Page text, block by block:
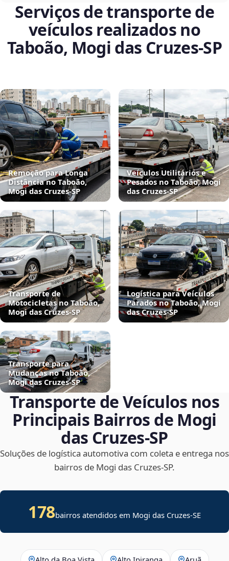
Serviços de transporte de
veículos realizados no
Taboão, Mogi das Cruzes‑SP
Remoção para Longa
Distância no Taboão,
Mogi das Cruzes‑SP
Veículos Utilitários e
Pesados no Taboão, Mogi
das Cruzes‑SP
Transporte de
Motocicletas no Taboão,
Mogi das Cruzes‑SP
Logística para Veículos
Parados no Taboão, Mogi
das Cruzes‑SP
Transporte para
Mudanças no Taboão,
Mogi das Cruzes‑SP
Transporte de Veículos nos
Principais Bairros de Mogi
das Cruzes‑SP
Soluções de logística automotiva com coleta e entrega nos
bairros de Mogi das Cruzes‑SP.
178bairros atendidos em Mogi das Cruzes-SE